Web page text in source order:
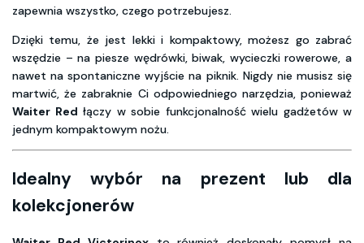
zapewnia wszystko, czego potrzebujesz.
Dzięki temu, że jest lekki i kompaktowy, możesz go zabrać
wszędzie – na piesze wędrówki, biwak, wycieczki rowerowe, a
nawet na spontaniczne wyjście na piknik. Nigdy nie musisz się
martwić, że zabraknie Ci odpowiedniego narzędzia, ponieważ
Waiter Red łączy w sobie funkcjonalność wielu gadżetów w
jednym kompaktowym nożu.
Idealny wybór na prezent lub dla
kolekcjonerów